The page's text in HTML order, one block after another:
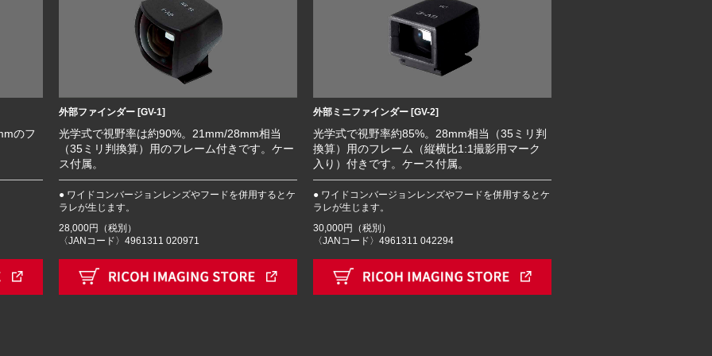
のフ
外部ファインダー [GV-1]
光学式で視野率は約90%。21mm/28mm相当
（35ミリ判換算）用のフレーム付きです。ケー
ス付属。
● ワイドコンバージョンレンズやフードを併用するとケ
ラレが生じます。
28,000円（税別）
〈JANコード〉4961311 020971
外部ミニファインダー [GV-2]
光学式で視野率約85%。28mm相当（35ミリ判
換算）用のフレーム（縦横比1:1撮影用マーク
入り）付きです。ケース付属。
● ワイドコンバージョンレンズやフードを併用するとケ
ラレが生じます。
30,000円（税別）
〈JANコード〉4961311 042294